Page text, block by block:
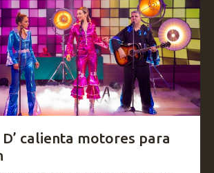
D’ calienta motores para